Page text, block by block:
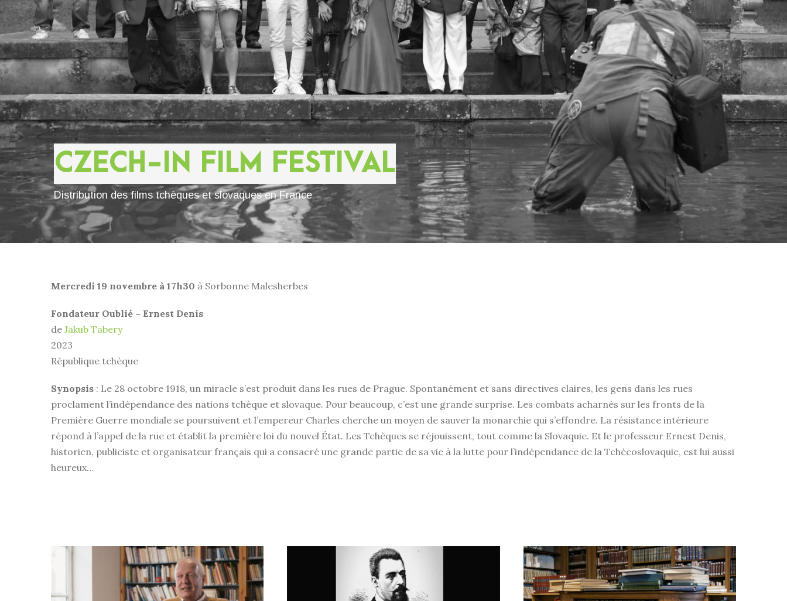
Distribution des films tchèques et slovaques en France
CZECH-IN FILM FESTIVAL
Mercredi 19 novembre à 17h30 à Sorbonne Malesherbes
Fondateur Oublié – Ernest Denis
de Jakub Tabery
2023
République tchèque
Synopsis : Le 28 octobre 1918, un miracle s’est produit dans les rues de Prague. Spontanément et sans directives claires, les gens dans les rues
proclament l’indépendance des nations tchèque et slovaque. Pour beaucoup, c’est une grande surprise. Les combats acharnés sur les fronts de la
Première Guerre mondiale se poursuivent et l’empereur Charles cherche un moyen de sauver la monarchie qui s’effondre. La résistance intérieure
répond à l’appel de la rue et établit la première loi du nouvel État. Les Tchèques se réjouissent, tout comme la Slovaquie. Et le professeur Ernest Denis,
historien, publiciste et organisateur français qui a consacré une grande partie de sa vie à la lutte pour l’indépendance de la Tchécoslovaquie, est lui aussi
heureux…